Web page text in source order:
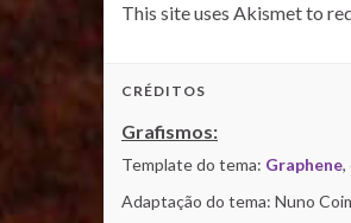
This site uses Akismet to
CRÉDITOS
Grafismos:
Template do tema: Graphene,
Adaptação do tema: Nuno